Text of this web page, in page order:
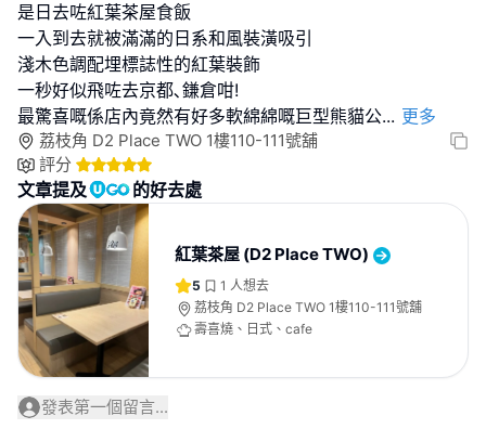
是日去咗紅葉茶屋食飯
一入到去就被滿滿的日系和風裝潢吸引
淺木色調配埋標誌性的紅葉裝飾
一秒好似飛咗去京都､鎌倉咁!
最驚喜嘅係店內竟然有好多軟綿綿嘅巨型熊貓公... 更多
荔枝角 D2 Place TWO 1樓110-111號舖
評分
文章提及 的好去處
紅葉茶屋 (D2 Place TWO)
5 1 人想去
荔枝角 D2 Place TWO 1樓110-111號舖
壽喜燒、日式、cafe
發表第一個留言...